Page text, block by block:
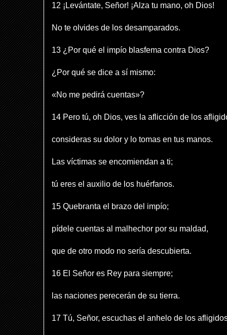
12 ¡Levántate, Señor! ¡Alza tu mano, oh Dios!
No te olvides de los desamparados.
13 ¿Por qué el impío blasfema contra Dios?
¿Por qué se dice a sí mismo:
«No me pedirá cuentas»?
14 Pero tú, oh Dios, ves la aflicción de los
consideras su dolor y lo tomas en tus manos.
Las víctimas se encomiendan a ti;
tú eres el auxilio de los huérfanos.
15 Quebranta el brazo del impío;
pídele cuentas al malhechor por su maldad,
que de otro modo no sería descubierta.
16 El Señor es Rey para siempre;
las naciones perecerán de su tierra.
17 Tú, Señor, escuchas el anhelo de los